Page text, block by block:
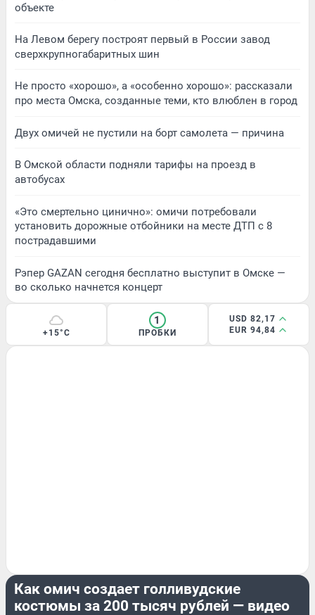
объекте
На Левом берегу построят первый в России завод
сверхкрупногабаритных шин
Не просто «хорошо», а «особенно хорошо»: рассказали
про места Омска, созданные теми, кто влюблен в город
Двух омичей не пустили на борт самолета — причина
В Омской области подняли тарифы на проезд в
автобусах
«Это смертельно цинично»: омичи потребовали
установить дорожные отбойники на месте ДТП с 8
пострадавшими
Рэпер GAZAN сегодня бесплатно выступит в Омске —
во сколько начнется концерт
+15°C
1
ПРОБКИ
USD 82,17
EUR 94,84
Как омич создает голливудские
костюмы за 200 тысяч рублей — видео